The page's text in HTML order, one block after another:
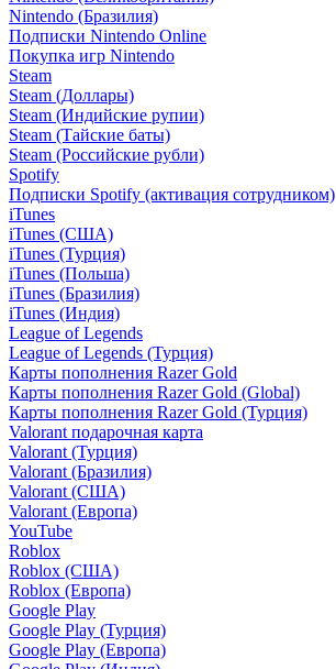
Nintendo (Бразилия)
Подписки Nintendo Online
Покупка игр Nintendo
Steam
Steam (Доллары)
Steam (Индийские рупии)
Steam (Тайские баты)
Steam (Российские рубли)
Spotify
Подписки Spotify (активация сотрудником)
iTunes
iTunes (США)
iTunes (Турция)
iTunes (Польша)
iTunes (Бразилия)
iTunes (Индия)
League of Legends
League of Legends (Турция)
Карты пополнения Razer Gold
Карты пополнения Razer Gold (Global)
Карты пополнения Razer Gold (Турция)
Valorant подарочная карта
Valorant (Турция)
Valorant (Бразилия)
Valorant (США)
Valorant (Европа)
YouTube
Roblox
Roblox (США)
Roblox (Европа)
Google Play
Google Play (Турция)
Google Play (Европа)